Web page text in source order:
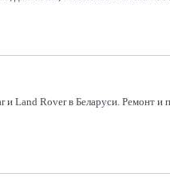
Land Rover в Беларуси. Ремонт